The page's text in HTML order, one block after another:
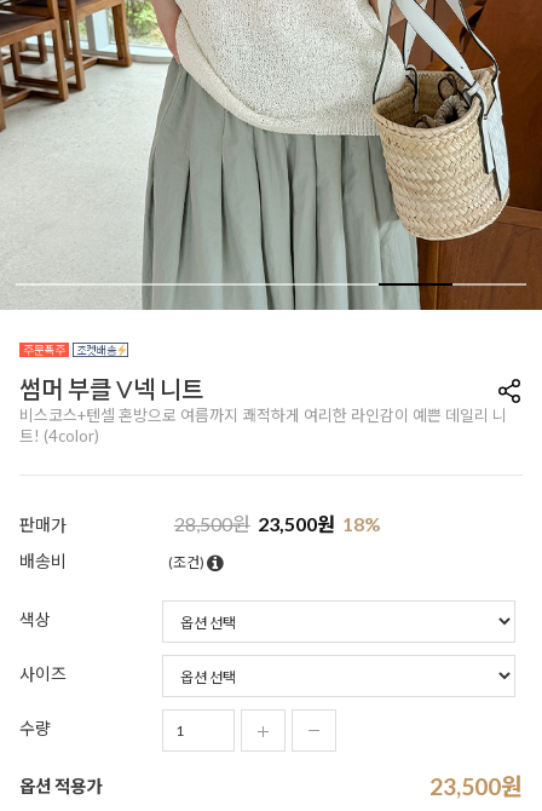
썸머 부클 V넥 니트
비스코스+텐셀 혼방으로 여름까지 쾌적하게 여리한 라인감이 예쁜 데일리 니
트! (4color)
판매가 28,500원 23,500원 18%
배송비 (조건)
색상
사이즈
수량
옵션 적용가 23,500원